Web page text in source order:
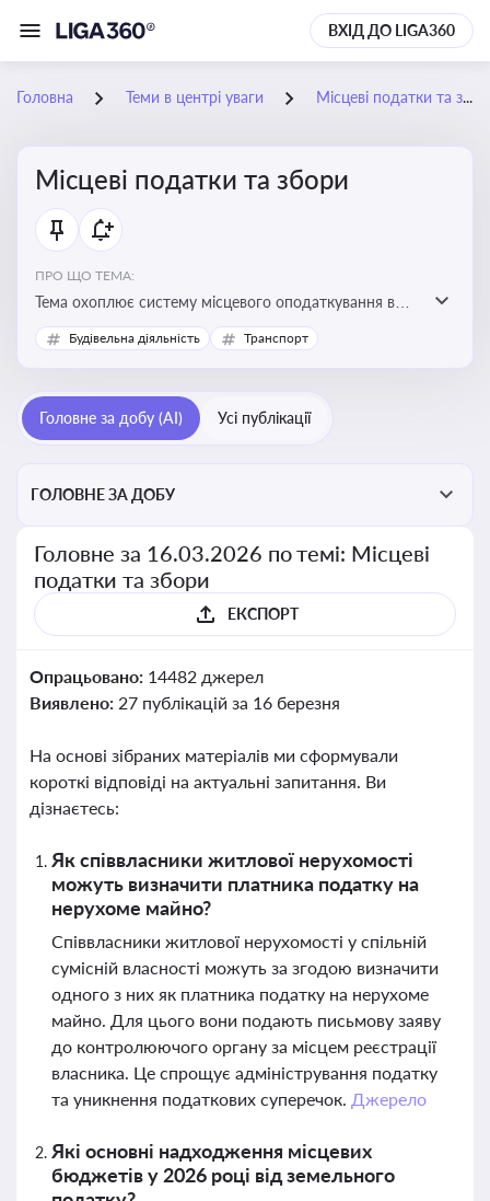
ВХІД ДО LIGA360
Головна Теми в центрі уваги Місцеві податки та збори
Місцеві податки та збори
ПРО ЩО ТЕМА:
Тема охоплює систему місцевого оподаткування в
Україні, включаючи туристичний збір, плату за
земельні ділянки, за паркування транспорту
Будівельна діяльність Транспорт
Головне за добу (AI) Усі публікації
ГОЛОВНЕ ЗА ДОБУ
Головне за 16.03.2026 по темі: Місцеві
податки та збори
ЕКСПОРТ
Опрацьовано: 14482 джерел
Виявлено: 27 публікацій за 16 березня
На основі зібраних матеріалів ми сформували
короткі відповіді на актуальні запитання. Ви
дізнаєтесь:
Як співвласники житлової нерухомості
можуть визначити платника податку на
нерухоме майно?
Співвласники житлової нерухомості у спільній
сумісній власності можуть за згодою визначити
одного з них як платника податку на нерухоме
майно. Для цього вони подають письмову заяву
до контролюючого органу за місцем реєстрації
власника. Це спрощує адміністрування податку
та уникнення податкових суперечок. Джерело
Які основні надходження місцевих
бюджетів у 2026 році від земельного